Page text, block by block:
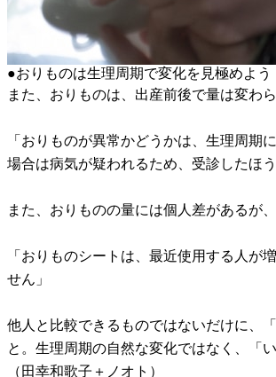
●おりものは生理周期で変化を見極めよう
また、おりものは、出産前後で量は変わ
「おりものが異常かどうかは、生理周
場合は病気が疑われるため、受診したほ
また、おりものの量には個人差があるが
「おりものシートは、最近使用する人
せん」
他人と比較できるものではないだけに、
と。生理周期の自然な変化ではなく、「
（田幸和歌子＋ノオト）